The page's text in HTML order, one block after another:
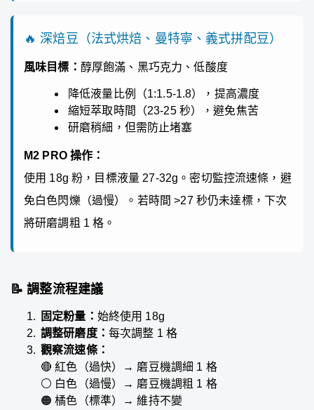
🔥 深焙豆（法式烘焙、曼特寧、義式拼配豆）
風味目標： 醇厚飽滿、黑巧克力、低酸度
降低液量比例（1:1.5-1.8），提高濃度
縮短萃取時間（23-25 秒），避免焦苦
研磨稍細，但需防止堵塞
M2 PRO 操作：
使用 18g 粉，目標液量 27-32g。密切監控流速條，避
免白色閃爍（過慢）。若時間 >27 秒仍未達標，下次
將研磨調粗 1 格。
📝 調整流程建議
固定粉量： 始終使用 18g
調整研磨度： 每次調整 1 格
觀察流速條：
🔴 紅色（過快）→ 磨豆機調細 1 格
⚪ 白色（過慢）→ 磨豆機調粗 1 格
🟠 橘色（標準）→ 維持不變